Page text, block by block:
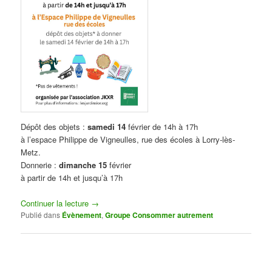
Dépôt des objets :samedi 14 février de 14h à 17h
à l’espace Philippe de Vigneulles, rue des écoles à Lorry-lès-
Metz.
Donnerie :dimanche 15février
à partir de 14h et jusqu’à 17h
Continuer la lecture →
Publié dans Évènement,Groupe Consommer autrement